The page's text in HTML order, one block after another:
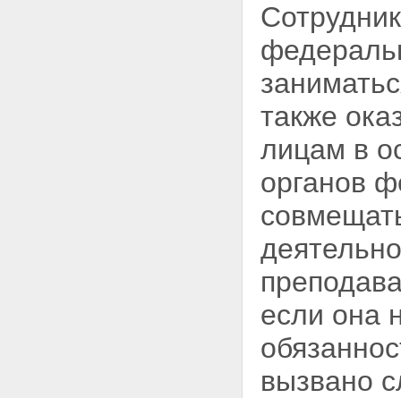
также
лицам в
органов
если она
вызвано